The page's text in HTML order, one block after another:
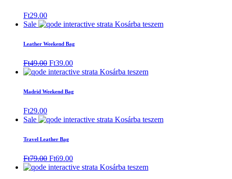
Ft29.00
Sale
Kosárba teszem
Leather Weekend Bag
Ft49.00 Original
price
Ft49.00.
Ft39.00Current
price
Ft39.00.
Kosárba teszem
Madrid Weekend Bag
Ft29.00
Sale
Kosárba teszem
Travel Leather Bag
Ft79.00 Original
price
Ft69.00Current
price
Kosárba teszem